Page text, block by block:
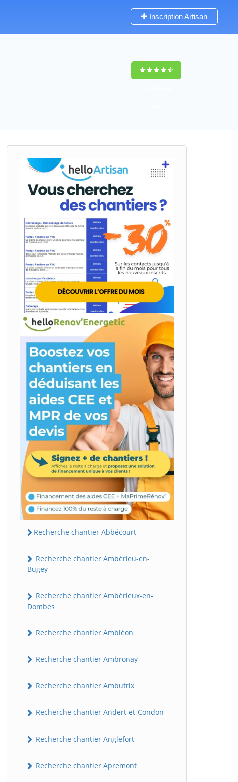
Inscription Artisan
Recherche chantier Abbécourt
Recherche chantier Ambérieu-en-
Bugey
Recherche chantier Ambérieux-en-
Dombes
Recherche chantier Ambléon
Recherche chantier Ambronay
Recherche chantier Ambutrix
Recherche chantier Andert-et-Condon
Recherche chantier Anglefort
Recherche chantier Apremont